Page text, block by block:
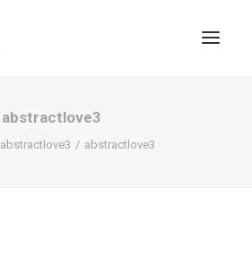
abstractlove3
abstractlove3 abstractlove3